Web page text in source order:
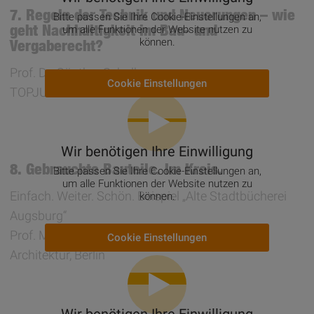
Bitte passen Sie Ihre Cookie-Einstellungen an,
um alle Funktionen der Website nutzen zu
können.
Cookie Einstellungen
7. Regeln der Technik und Neuerungen – wie
geht Nachhaltigkeit im Bau- und
Vergaberecht?
Prof. Dr. Günther Schalk
TOPJUS Rechtsanwälte
Wir benötigen Ihre Einwilligung
Bitte passen Sie Ihre Cookie-Einstellungen an,
um alle Funktionen der Website nutzen zu
können.
Cookie Einstellungen
8. Gebrauchte Bauteile. Im Kreis.
Einfach. Weiter. Schön. Beispiel „Alte Stadtbücherei
Augsburg“
Prof. Mikala Holme Samsøe, ensømble Studio
Architektur, Berlin